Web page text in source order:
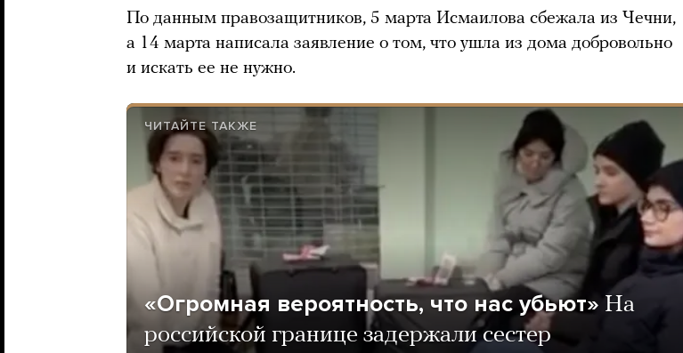
По данным правозащитников, 5 марта Исмаилова сбежала из Чечни,
а 14 марта написала заявление о том, что ушла из дома добровольно
и искать ее не нужно.
ЧИТАЙТЕ ТАКЖЕ
«Огромная вероятность, что нас убьют» На
российской границе задержали сестер